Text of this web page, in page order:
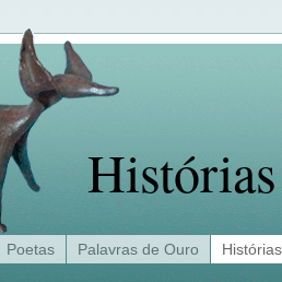
Histórias
Poetas Palavras de Ouro Histórias